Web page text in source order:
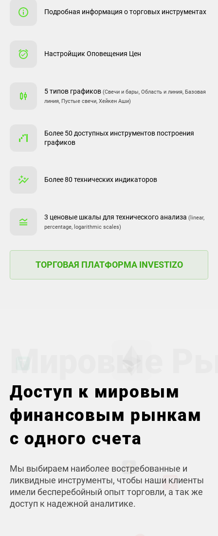
Подробная информация о торговых инструментах
Настройщик Оповещения Цен
5 типов графиков (Свечи и бары, Область и линия, Базовая
линия, Пустые свечи, Хейкен Аши)
Более 50 доступных инструментов построения
графиков
Более 80 технических индикаторов
3 ценовые шкалы для технического анализа (linear,
percentage, logarithmic scales)
ТОРГОВАЯ ПЛАТФОРМА INVESTIZO
Доступ к мировым
финансовым рынкам
с одного счета
Мы выбираем наиболее востребованные и
ликвидные инструменты, чтобы наши клиенты
имели бесперебойный опыт торговли, а так же
доступ к надежной аналитике.